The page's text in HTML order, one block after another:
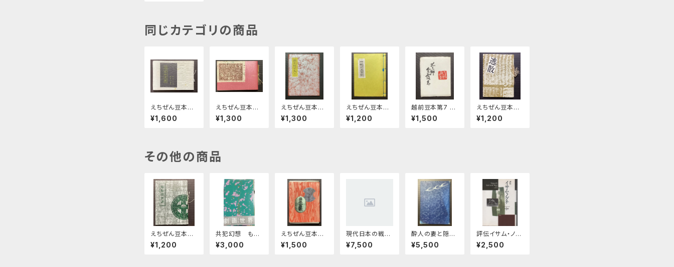
同じカテゴリの商品
えちぜん豆本第1
号 越前加美鑑
¥1,600
えちぜん豆本第
3号 越前の古
窯
¥1,300
えちぜん豆本第
5号 野大坪万
歳 全
¥1,300
えちぜん豆本第
6号 実話 越
前太閤記
¥1,200
越前豆本第7 笠
松一夫版画集
愛郷余露志
¥1,500
えちぜん豆本第
8号 逃散
¥1,200
その他の商品
えちぜん豆本第1
6号 韃靼漂流
譚
¥1,200
共犯幻想 もう
一つの劇画世
界 上・中・下巻
¥3,000
えちぜん豆本第1
5号 越前藩札
考 乾• 坤
¥1,500
現代日本の戦争
文学
¥7,500
酔人の妻と隠者
の夕暮
¥5,500
評伝イサム・ノグ
チ
¥2,500